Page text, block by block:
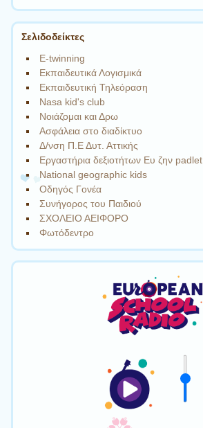
–
Ανακοινώσεις,
Άρθρα
Γονείς
Παιδιά
Σελιδοδείκτες
E-twinning
Eκπαιδευτικά Λογισμικά
Eκπαιδευτική Τηλεόραση
Nasa kid's club
Nοιάζομαι και Δρω
Ασφάλεια στο διαδίκτυο
Δ/νση Π.Ε Δυτ. Αττικής
Εργαστήρια δεξιοτήτων Eυ ζην padlet
Νational geographic kids
Οδηγός Γονέα
Συνήγορος του Παιδιού
ΣΧΟΛΕΙΟ ΑΕΙΦΟΡΟ
Φωτόδεντρο